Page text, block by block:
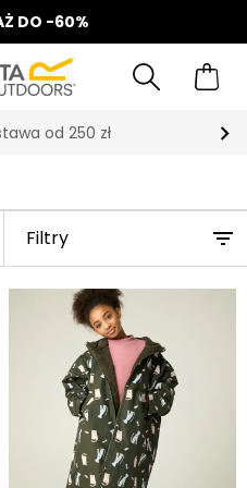
DO -60%
do Newslettera*
Filtry